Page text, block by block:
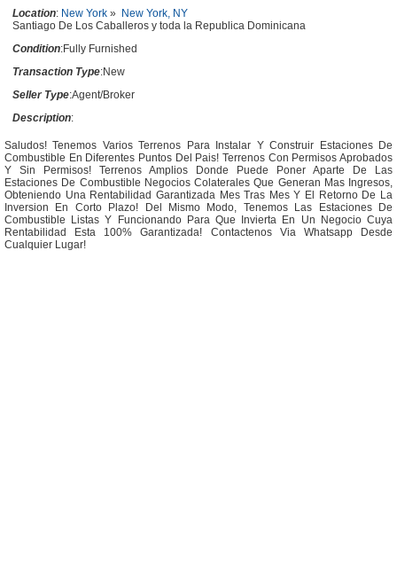
Location: New York » New York, NY
Santiago De Los Caballeros y toda la Republica Dominicana
Condition:Fully Furnished
Transaction Type:New
Seller Type:Agent/Broker
Description:
Saludos! Tenemos Varios Terrenos Para Instalar Y Construir Estaciones De
Combustible En Diferentes Puntos Del Pais! Terrenos Con Permisos Aprobados
Y Sin Permisos! Terrenos Amplios Donde Puede Poner Aparte De Las
Estaciones De Combustible Negocios Colaterales Que Generan Mas Ingresos,
Obteniendo Una Rentabilidad Garantizada Mes Tras Mes Y El Retorno De La
Inversion En Corto Plazo! Del Mismo Modo, Tenemos Las Estaciones De
Combustible Listas Y Funcionando Para Que Invierta En Un Negocio Cuya
Rentabilidad Esta 100% Garantizada! Contactenos Via Whatsapp Desde
Cualquier Lugar!